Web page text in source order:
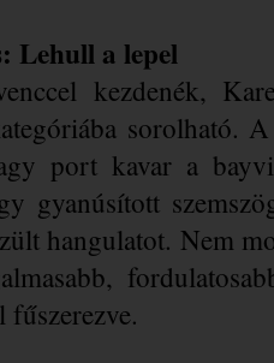
Lehull a lepel
kezdenék,
sorolható.
port kavar a
gyanúsított
hangulatot. Nem